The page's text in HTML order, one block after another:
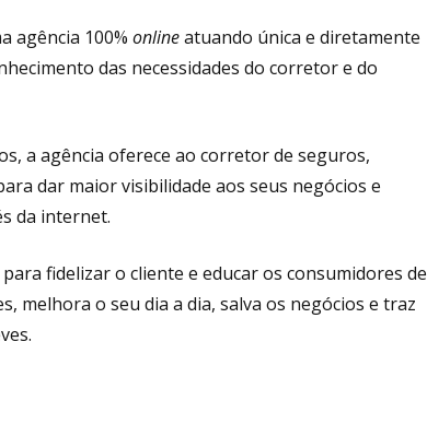
agência 100% onlineatuando única e diretamente
das necessidades do corretor e do
a agência oferece ao corretor de seguros,
dar maior visibilidade aos seus negócios e
da internet.
fidelizar o cliente e educar os consumidores de
melhora o seu dia a dia, salva os negócios e traz